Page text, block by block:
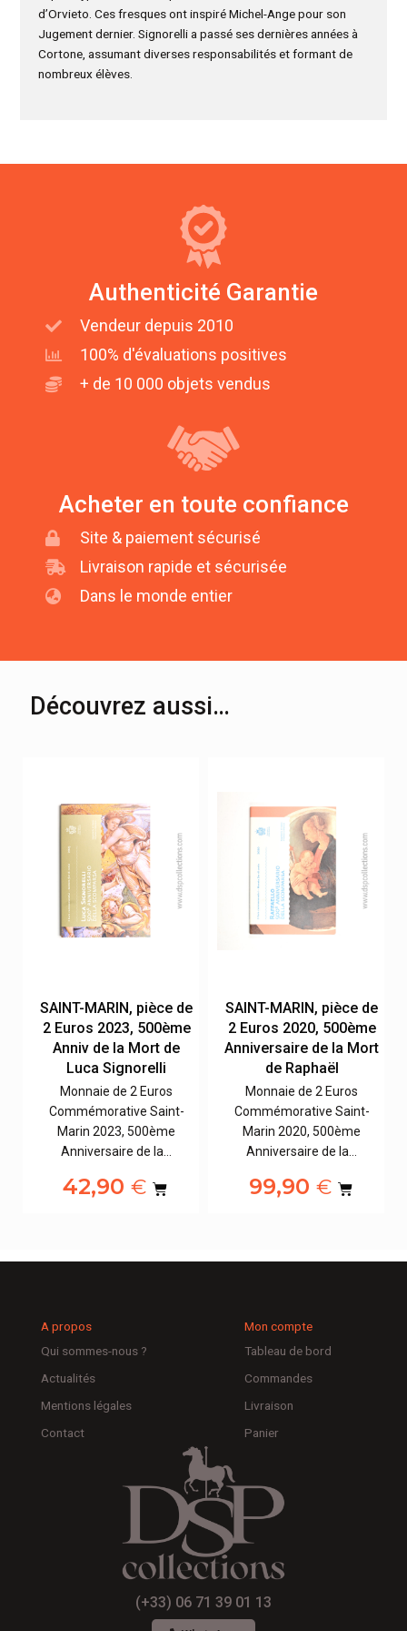
d’Orvieto. Ces fresques ont inspiré Michel-Ange pour son
Jugement dernier. Signorelli a passé ses dernières années à
Cortone, assumant diverses responsabilités et formant de
nombreux élèves.
Authenticité Garantie
Vendeur depuis 2010
100% d'évaluations positives
+ de 10 000 objets vendus
Acheter en toute confiance
Site & paiement sécurisé
Livraison rapide et sécurisée
Dans le monde entier
Découvrez aussi…
SAINT-MARIN, pièce de
2 Euros 2023, 500ème
Anniv de la Mort de
Luca Signorelli
Monnaie de 2 Euros
Commémorative Saint-
Marin 2023, 500ème
Anniversaire de la…
42,90€
SAINT-MARIN, pièce de
2 Euros 2020, 500ème
Anniversaire de la Mort
de Raphaël
Monnaie de 2 Euros
Commémorative Saint-
Marin 2020, 500ème
Anniversaire de la…
99,90 €
A propos
Qui sommes-nous ?
Actualités
Mentions légales
Contact
Mon compte
Tableau de bord
Commandes
Livraison
Panier
(+33) 06 71 39 01 13